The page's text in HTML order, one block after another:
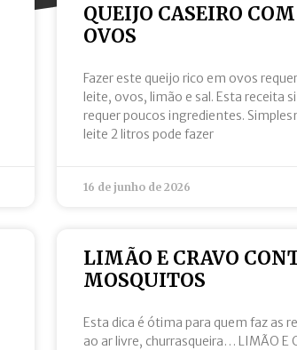
QUEIJO CASEIRO COM
OVOS
Fazer este queijo rico em ovos
leite, ovos, limão e sal. Esta receita
requer poucos ingredientes.
leite 2 litros pode fazer
16 de junho de 2026
LIMÃO E CRAVO
MOSQUITOS
Esta dica é ótima para quem faz as
ao ar livre, churrasqueira… LIMÃO E